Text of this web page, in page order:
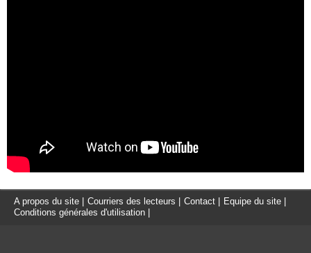
A propos du site Courriers des lecteurs Contact Equipe du site
Conditions générales d'utilisation